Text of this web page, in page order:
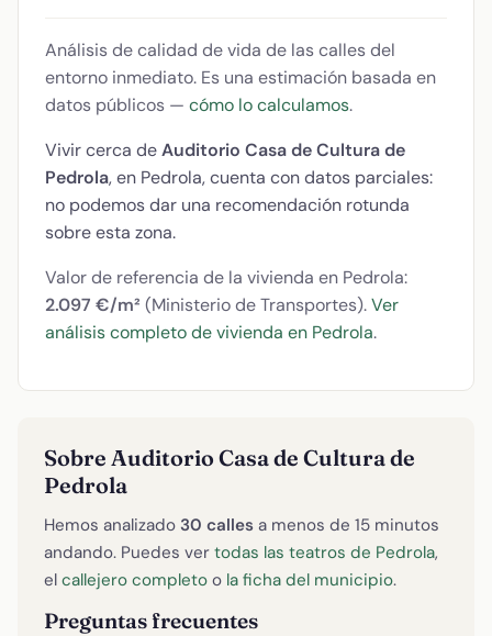
Análisis de calidad de vida de las calles del
entorno inmediato. Es una estimación basada en
datos públicos — cómo lo calculamos.
Vivir cerca deAuditorio Casa de Cultura de
Pedrola, en Pedrola, cuenta con datos parciales:
no podemos dar una recomendación rotunda
sobre esta zona.
Valor de referencia de la vivienda en Pedrola:
2.097 €/m² (Ministerio de Transportes).Ver
análisis completo de vivienda en Pedrola.
Sobre Auditorio Casa de Cultura de
Pedrola
Hemos analizado 30 calles a menos de 15 minutos
andando. Puedes ver todas las teatros de Pedrola,
el callejero completo o la ficha del municipio.
Preguntas frecuentes